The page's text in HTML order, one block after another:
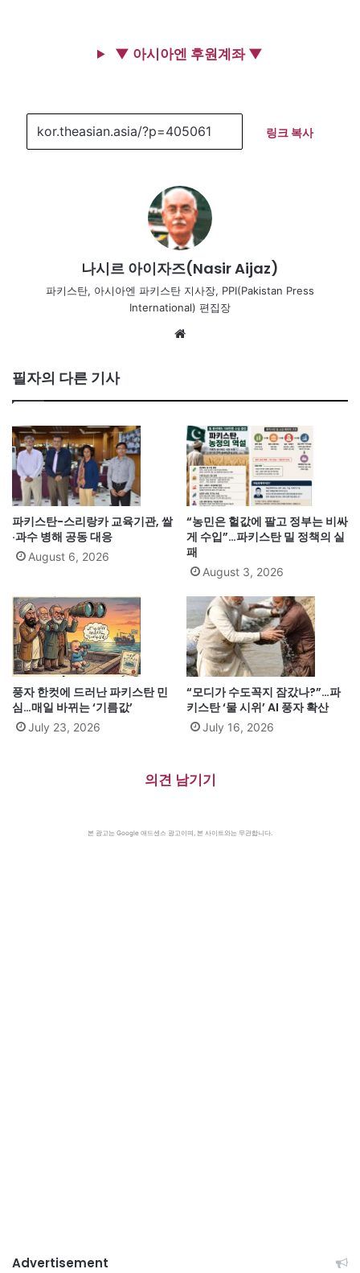
▼ 아시아엔 후원계좌 ▼
링크 복사
나시르 아이자즈(Nasir Aijaz)
파키스탄, 아시아엔 파키스탄 지사장, PPI(Pakistan Press
International) 편집장
필자의 다른 기사
파키스탄-스리랑카 교육기관, 쌀
·과수 병해 공동 대응
August 6, 2026
“농민은 헐값에 팔고 정부는 비싸
게 수입”…파키스탄 밀 정책의 실
패
August 3, 2026
풍자 한컷에 드러난 파키스탄 민
심…매일 바뀌는 ‘기름값’
July 23, 2026
“모디가 수도꼭지 잠갔나?”…파
키스탄 ‘물 시위’ AI 풍자 확산
July 16, 2026
의견 남기기
본 광고는 Google 애드센스 광고이며, 본 사이트와는 무관합니다.
Advertisement